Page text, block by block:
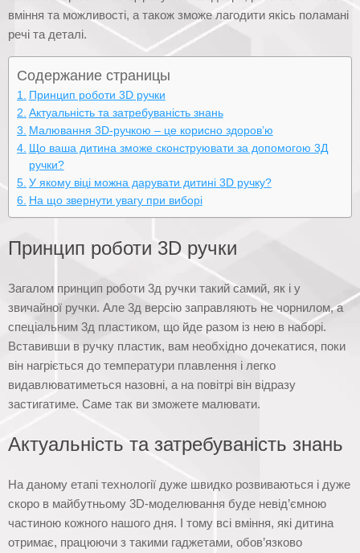
вміння та можливості, а також зможе лагодити якісь поламані
речі та деталі.
Содержание страницы
Принцип роботи 3D ручки
Актуальність та затребуваність знань
Малювання 3D-ручкою – це корисно здоров’ю
Що ваша дитина зможе сконструювати за допомогою 3Д
ручки?
У якому віці можна дарувати дитині 3D ручку?
На що звернути увагу при виборі
Принцип роботи 3D ручки
Загалом принцип роботи 3д ручки такий самий, як і у
звичайної ручки. Але 3д версію заправляють не чорнилом, а
спеціальним 3д пластиком, що йде разом із нею в наборі.
Вставивши в ручку пластик, вам необхідно дочекатися, поки
він нагріється до температури плавлення і легко
видавлюватиметься назовні, а на повітрі він відразу
застигатиме. Саме так ви зможете малювати.
Актуальність та затребуваність знань
На даному етапі технології дуже швидко розвиваються і дуже
скоро в майбутньому 3D-моделювання буде невід’ємною
частиною кожного нашого дня. І тому всі вміння, які дитина
отримає, працюючи з такими гаджетами, обов’язково